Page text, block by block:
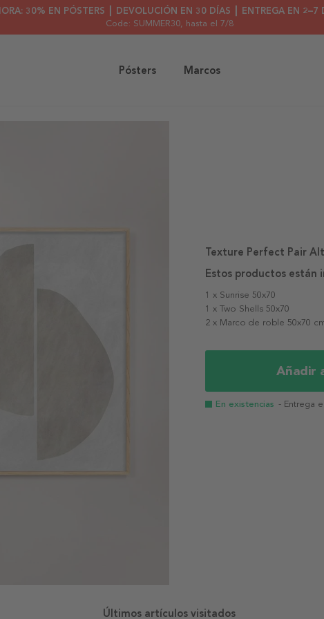
30% EN PÓSTERS ┃ DEVOLUCIÓN EN 30 DÍAS ┃ ENTREGA EN 2–7
Code: SUMMER30, hasta el 7/8
Pósters Marcos
Estos productos están
1 x Sunrise 50x70
1 x Two Shells 50x70
2 x Marco de roble 50x70
Añadir
En existencias - Entrega
Texture Perfect Pair Alt
Últimos artículos visitados